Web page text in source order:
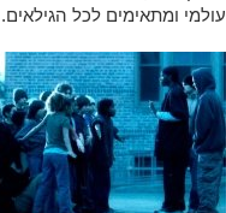
עולמי ומתאימים לכל הגילאים.